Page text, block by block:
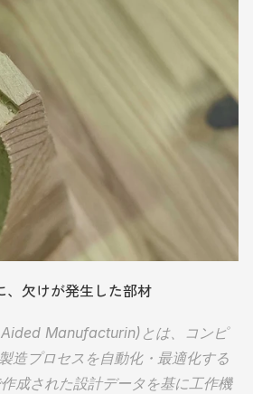
、欠けが発生した部材
Manufacturin)とは、コンピ
造プロセスを自動化・最適化する
成された設計データを基に工作機